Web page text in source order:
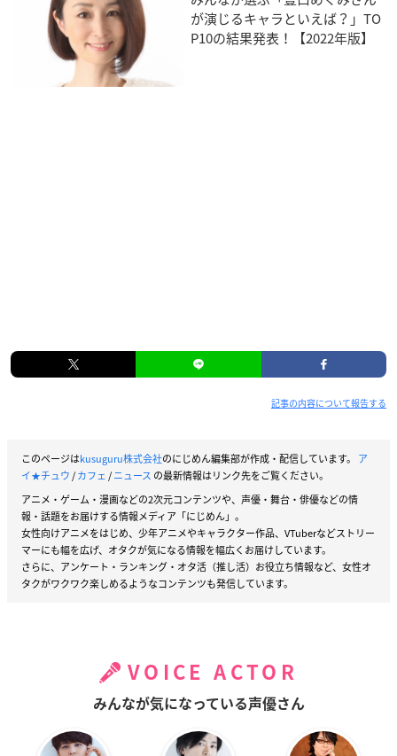
が演じるキャラといえば？」TO
P10の結果発表！【2022年版】
記事の内容について報告する
このページはkusuguru株式会社のにじめん編集部が作成・配信しています。 ア
イ★チュウ/カフェ/ニュース の最新情報はリンク先をご覧ください。
アニメ・ゲーム・漫画などの2次元コンテンツや、声優・舞台・俳優などの情
報・話題をお届けする情報メディア「にじめん」。
女性向けアニメをはじめ、少年アニメやキャラクター作品、VTuberなどストリー
マーにも幅を広げ、オタクが気になる情報を幅広くお届けしています。
さらに、アンケート・ランキング・オタ活（推し活）お役立ち情報など、女性オ
タクがワクワク楽しめるようなコンテンツも発信しています。
VOICE ACTOR
みんなが気になっている声優さん